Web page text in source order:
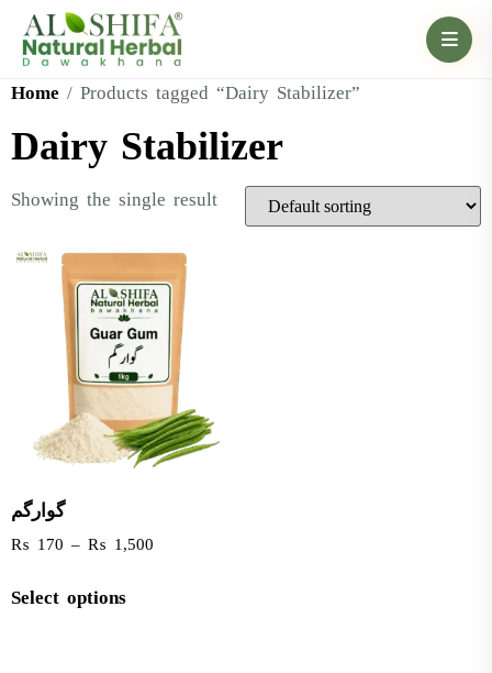
Home / Products tagged “Dairy Stabilizer”
Dairy Stabilizer
Showing the single result
گوارگم
₨ 170 – ₨ 1,500
Select options